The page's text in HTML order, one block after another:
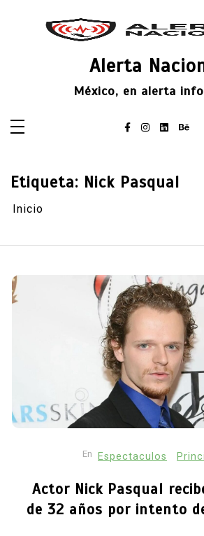
Alerta
México, en alerta
Etiqueta: Nick Pasqual
Inicio
En Espectaculos
Actor Nick Pasqual
de 32 años por intento